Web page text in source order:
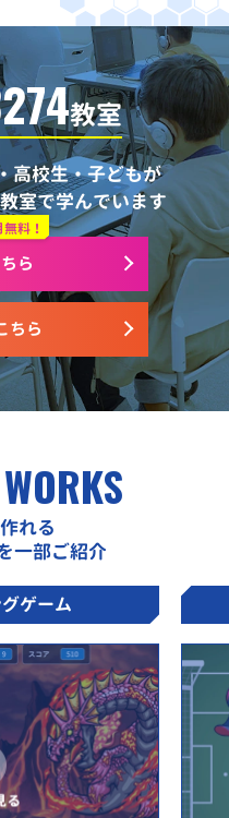
教室
高校生・子どもが
室で学んでいます
ちら
無料！
ら
れる
一部ご紹介
ゲーム